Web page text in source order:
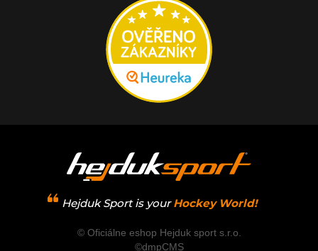
Hejduk Sport is your Hockey World!
© Oficiálne eshop Hejduk sport s.r.o.
©dmpCMS